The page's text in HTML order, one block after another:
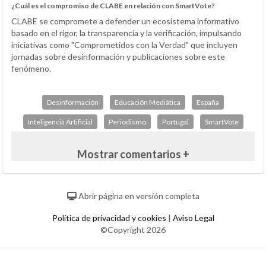
¿Cuál es el compromiso de CLABE en relación con SmartVote?
CLABE se compromete a defender un ecosistema informativo
basado en el rigor, la transparencia y la verificación, impulsando
iniciativas como "Comprometidos con la Verdad" que incluyen
jornadas sobre desinformación y publicaciones sobre este
fenómeno.
Desinformación Educación Mediática España
Inteligencia Artificial Periodismo Portugal SmartVote
Mostrar comentarios +
Abrir página en versión completa
Política de privacidad y cookies | Aviso Legal
©Copyright 2026